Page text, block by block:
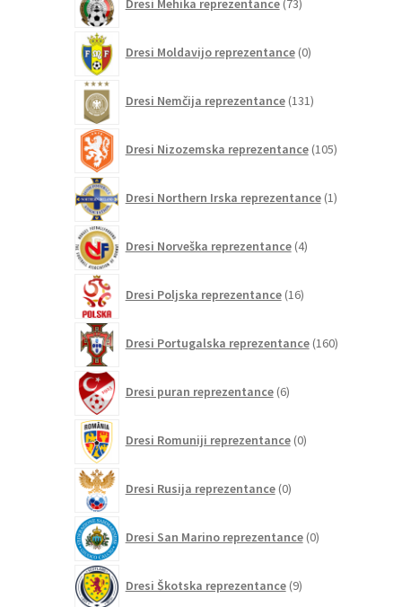
Dresi Mehika reprezentance 73izdelkov
Dresi Moldavijo reprezentance 0izdelkov
Dresi Nemčija reprezentance 131izdelkov
Dresi Nizozemska reprezentance 105izdelkov
Dresi Northern Irska reprezentance 1izdelek
Dresi Norveška reprezentance 4izdelki
Dresi Poljska reprezentance 16izdelkov
Dresi Portugalska reprezentance 160izdelkov
Dresi puran reprezentance 6izdelkov
Dresi Romuniji reprezentance 0izdelkov
Dresi Rusija reprezentance 0izdelkov
Dresi San Marino reprezentance 0izdelkov
Dresi Škotska reprezentance 9izdelkov